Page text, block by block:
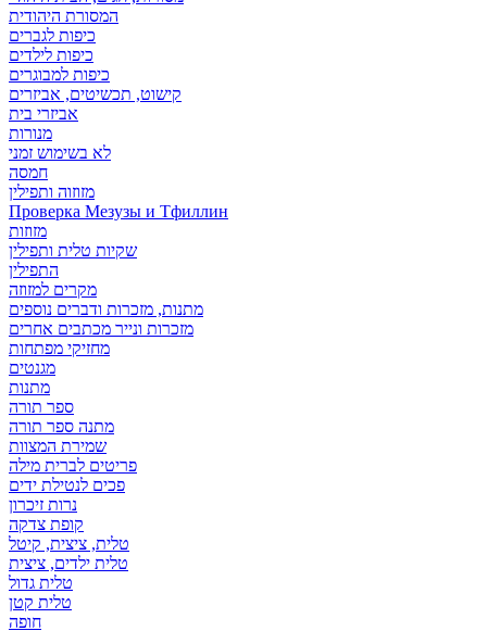
המסורת היהודית
כיפות לגברים
כיפות לילדים
כיפות למבוגרים
קישוט, תכשיטים, אביזרים
אביזרי בית
מנורות
לא בשימוש זמני
חמסה
מזוזוה ותפילין
Проверка Мезузы и Тфиллин
מזוזות
שקיות טלית ותפילין
התפילין
מקרים למזוזה
מתנות, מזכרות ודברים נוספים
מזכרות ונייר מכתבים אחרים
מחזיקי מפתחות
מגנטים
מתנות
ספר תורה
מתנה ספר תורה
שמירת המצוות
פריטים לברית מילה
פכים לנטילת ידים
נרות זיכרון
קופת צדקה
טלית, ציצית, קיטל
טלית ילדים, ציצית
טלית גדול
טלית קטן